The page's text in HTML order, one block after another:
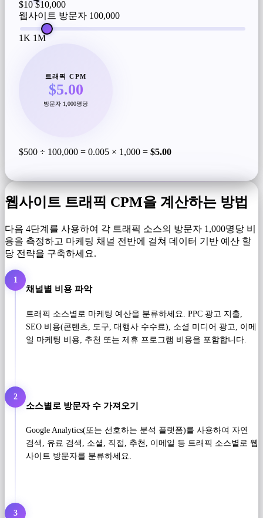
$10 $10,000
웹사이트 방문자 100,000
1K 1M
트래픽 CPM
$5.00
방문자 1,000명당
$500 ÷ 100,000 = 0.005 × 1,000 = $5.00
웹사이트 트래픽 CPM을 계산하는 방법
다음 4단계를 사용하여 각 트래픽 소스의 방문자 1,000명당 비
용을 측정하고 마케팅 채널 전반에 걸쳐 데이터 기반 예산 할
당 전략을 구축하세요.
1
채널별 비용 파악
트래픽 소스별로 마케팅 예산을 분류하세요. PPC 광고 지출,
SEO 비용(콘텐츠, 도구, 대행사 수수료), 소셜 미디어 광고, 이메
일 마케팅 비용, 추천 또는 제휴 프로그램 비용을 포함합니다.
2
소스별로 방문자 수 가져오기
Google Analytics(또는 선호하는 분석 플랫폼)를 사용하여 자연
검색, 유료 검색, 소셜, 직접, 추천, 이메일 등 트래픽 소스별로 웹
사이트 방문자를 분류하세요.
3